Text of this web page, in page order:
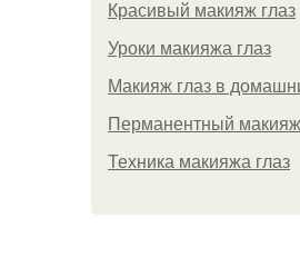
Красивый макияж глаз
Уроки макияжа глаз
Макияж глаз в
Перманентный макияж
Техника макияжа глаз